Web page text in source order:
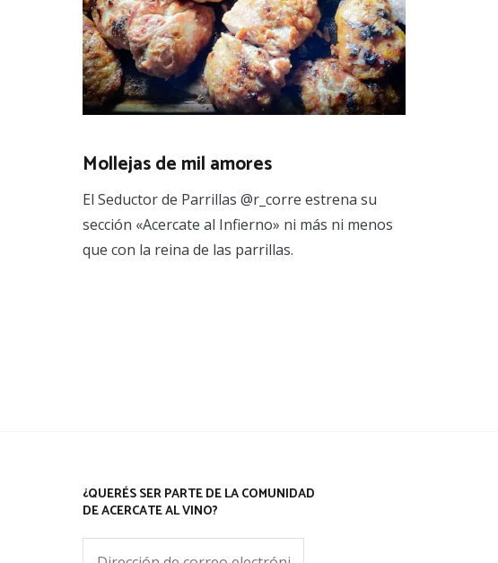
Mollejas de mil amores
El Seductor de Parrillas @r_corre estrena su
sección «Acercate al Infierno» ni más ni menos
que con la reina de las parrillas.
¿QUERÉS SER PARTE DE LA COMUNIDAD
DE ACERCATE AL VINO?